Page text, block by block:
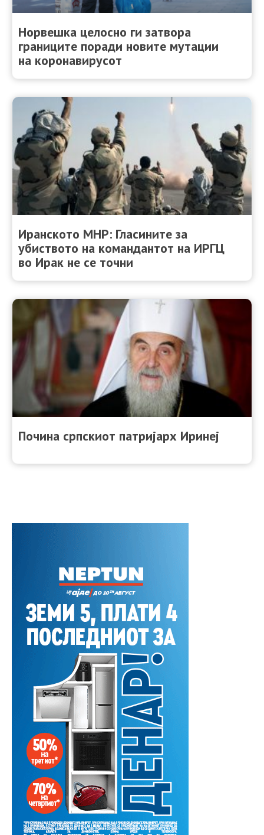
Норвешка целосно ги затвора
границите поради новите мутации
на коронавирусот
Иранското МНР: Гласините за
убиството на командантот на ИРГЦ
во Ирак не се точни
Почина српскиот патријарх Иринеј